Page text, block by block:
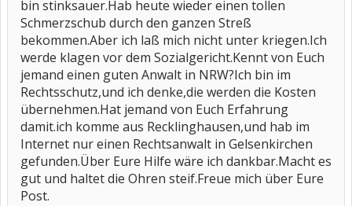
bin stinksauer.Hab heute wieder einen tollen
Schmerzschub durch den ganzen Streß
bekommen.Aber ich laß mich nicht unter kriegen.Ich
werde klagen vor dem Sozialgericht.Kennt von Euch
jemand einen guten Anwalt in NRW?Ich bin im
Rechtsschutz,und ich denke,die werden die Kosten
übernehmen.Hat jemand von Euch Erfahrung
damit.ich komme aus Recklinghausen,und hab im
Internet nur einen Rechtsanwalt in Gelsenkirchen
gefunden.Über Eure Hilfe wäre ich dankbar.Macht es
gut und haltet die Ohren steif.Freue mich über Eure
Post.